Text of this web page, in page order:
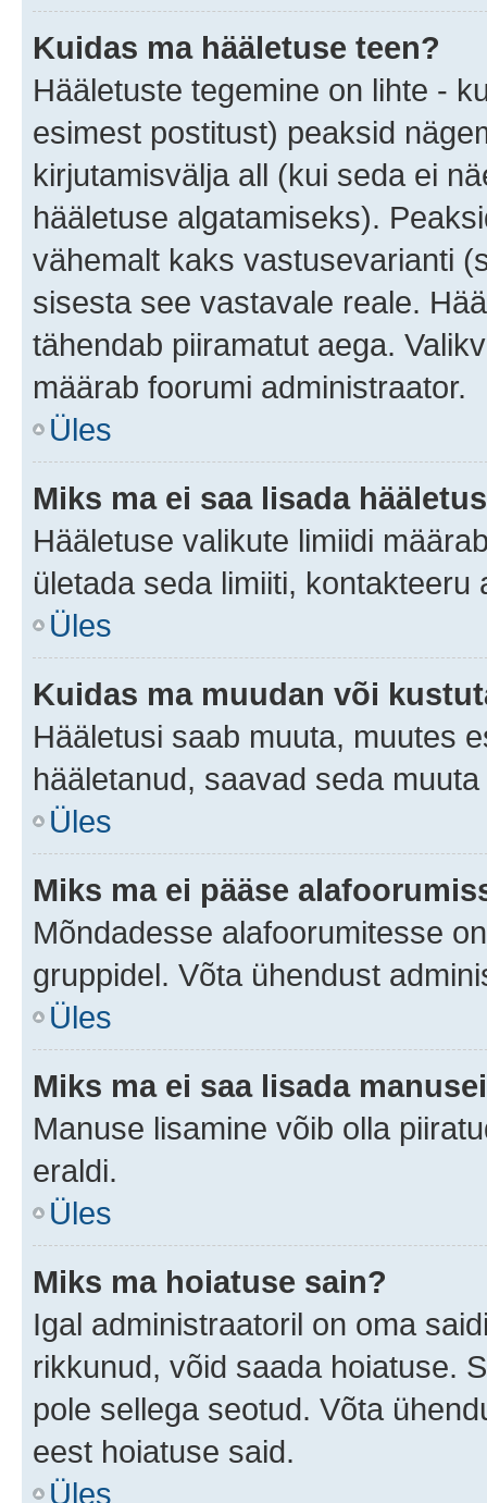
Kuidas ma hääletuse teen?
Hääletuste tegemine on lihte -
esimest postitust) peaksid
kirjutamisvälja all (kui seda ei
hääletuse algatamiseks).
vähemalt kaks vastusevarianti
sisesta see vastavale reale.
tähendab piiramatut aega.
määrab foorumi administraator.
Üles
Miks ma ei saa lisada
Hääletuse valikute limiidi
ületada seda limiiti, kontakteeru
Üles
Kuidas ma muudan või
Hääletusi saab muuta, muutes
hääletanud, saavad seda
Üles
Miks ma ei pääse
Mõndadesse alafoorumitesse
gruppidel. Võta ühendust
Üles
Miks ma ei saa lisada
Manuse lisamine võib olla
eraldi.
Üles
Miks ma hoiatuse sain?
Igal administraatoril on oma
rikkunud, võid saada hoiatuse.
pole sellega seotud. Võta
eest hoiatuse said.
Üles